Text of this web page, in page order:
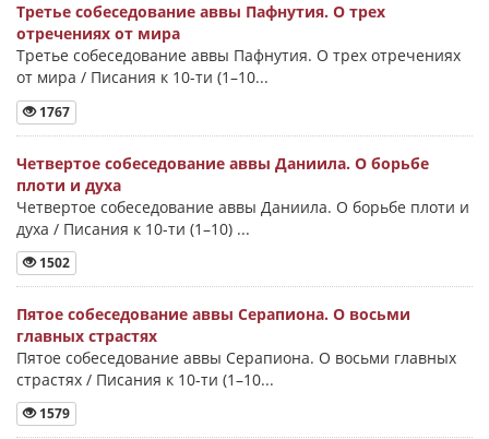
Третье собеседование аввы Пафнутия. О трех
отречениях от мира
Третье собеседование аввы Пафнутия. О трех отречениях
от мира / Писания к 10-ти (1–10...
1767
Четвертое собеседование аввы Даниила. О борьбе
плоти и духа
Четвертое собеседование аввы Даниила. О борьбе плоти и
духа / Писания к 10-ти (1–10) ...
1502
Пятое собеседование аввы Серапиона. О восьми
главных страстях
Пятое собеседование аввы Серапиона. О восьми главных
страстях / Писания к 10-ти (1–10...
1579